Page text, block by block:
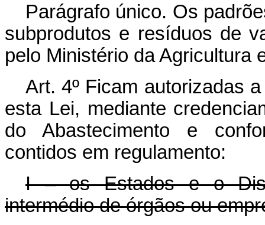
Parágrafo único. Os
subprodutos e resíduos de
pelo Ministério da Agricultura
Art. 4º Ficam autorizadas
esta Lei, mediante
do Abastecimento e
contidos em regulamento:
I – os Estados e o
intermédio de órgãos ou